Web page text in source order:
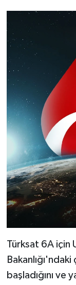
Türksat 6A için
başladığını ve